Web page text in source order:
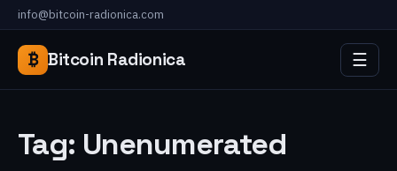
info@bitcoin-radionica.com
₿ Bitcoin Radionica ☰
Tag: Unenumerated